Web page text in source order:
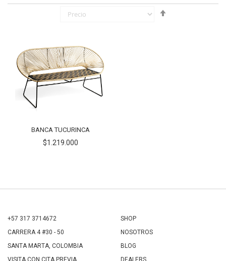
BANCA TUCURINCA
$1.219.000
+57 317 3714672
CARRERA 4 #30 - 50
SANTA MARTA, COLOMBIA
VISITA CON CITA PREVIA.
SHOP
NOSOTROS
BLOG
DEALERS